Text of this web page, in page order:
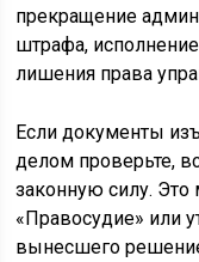
прекращение
штрафа,
лишения права
Если документы
делом проверьте,
законную силу. Это
«Правосудие» или
вынесшего